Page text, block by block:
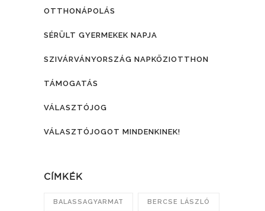
OTTHONÁPOLÁS
SÉRÜLT GYERMEKEK NAPJA
SZIVÁRVÁNYORSZÁG NAPKÖZIOTTHON
TÁMOGATÁS
VÁLASZTÓJOG
VÁLASZTÓJOGOT MINDENKINEK!
CÍMKÉK
BALASSAGYARMAT BERCSE LÁSZLÓ